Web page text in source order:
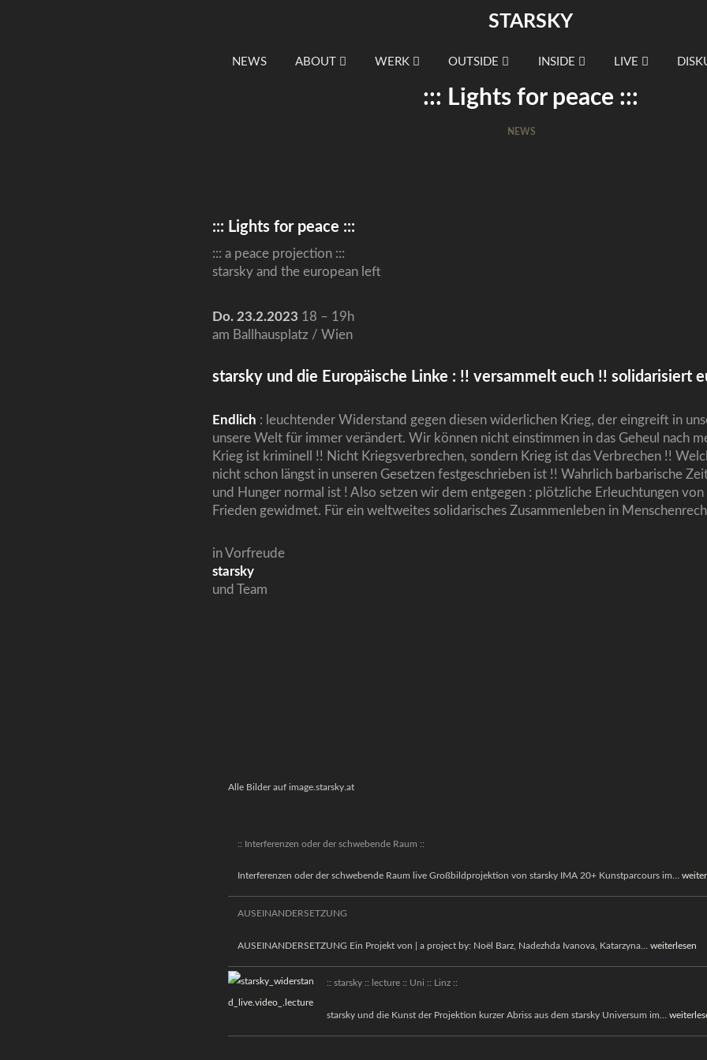
STARSKY
NEWS ABOUT WERK OUTSIDE INSIDE LIVE
::: Lights for peace :::
NEWS
::: Lights for peace :::
::: a peace projection :::
starsky and the european left
Do. 23.2.2023 18 – 19h
am Ballhausplatz / Wien
starsky und die Europäische Linke : !! versammelt euch !! solidarisiert
Endlich : leuchtender Widerstand gegen diesen widerlichen Krieg, der eingreift in
unsere Welt für immer verändert. Wir können nicht einstimmen in das Geheul nach
Krieg ist kriminell !! Nicht Kriegsverbrechen, sondern Krieg ist das Verbrechen !!
nicht schon längst in unseren Gesetzen festgeschrieben ist !! Wahrlich barbarische
und Hunger normal ist ! Also setzen wir dem entgegen : plötzliche Erleuchtungen
Frieden gewidmet. Für ein weltweites solidarisches Zusammenleben in
in Vorfreude
starsky
und Team
Alle Bilder auf image.starsky.at
:: Interferenzen oder der schwebende Raum ::
Interferenzen oder der schwebende Raum live Großbildprojektion von starsky IMA 20+ Kunstparcours im… ::
AUSEINANDERSETZUNG
AUSEINANDERSETZUNG Ein Projekt von | a project by: Noël Barz, Nadezhda Ivanova, Katarzyna… weiterlesen
:: starsky :: lecture :: Uni :: Linz ::
starsky und die Kunst der Projektion kurzer Abriss aus dem starsky Universum im… ::
starsky